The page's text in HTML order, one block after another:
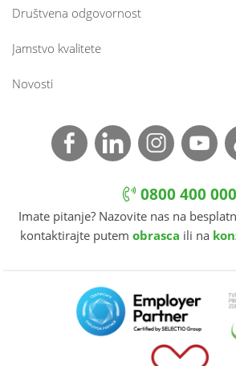
Društvena odgovornost
Jamstvo kvalitete
Novosti
0800 400 000
Imate pitanje? Nazovite nas na
kontaktirajte putem obrasca ili na